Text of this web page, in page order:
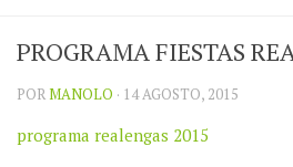
PROGRAMA FIESTAS
PORMANOLO · 14 AGOSTO, 2015
programa realengas 2015